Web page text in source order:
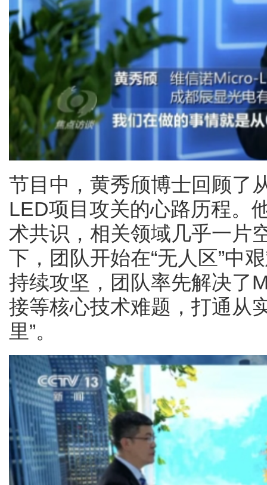
节目中，黄秀颀博士回顾了
LED项目攻关的心路历程。
术共识，相关领域几乎一片
下，团队开始在“无人区”中
持续攻坚，团队率先解决了
接等核心技术难题，打通从
里”。